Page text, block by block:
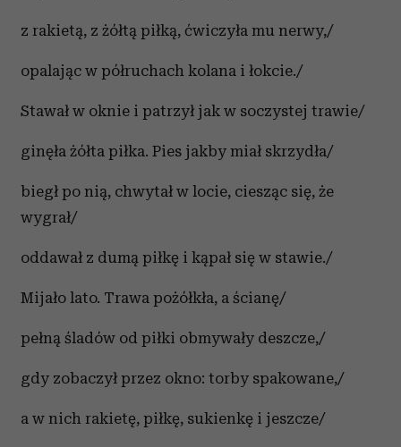
z rakietą, z żółtą piłką, ćwiczyła mu nerwy,/
opalając w półruchach kolana i łokcie./
Stawał w oknie i patrzył jak w soczystej trawie/
ginęła żółta piłka. Pies jakby miał skrzydła/
biegł po nią, chwytał w locie, ciesząc się, że
wygrał/
oddawał z dumą piłkę i kąpał się w stawie./
Mijało lato. Trawa pożółkła, a ścianę/
pełną śladów od piłki obmywały deszcze,/
gdy zobaczył przez okno: torby spakowane,/
a w nich rakietę, piłkę, sukienkę i jeszcze/